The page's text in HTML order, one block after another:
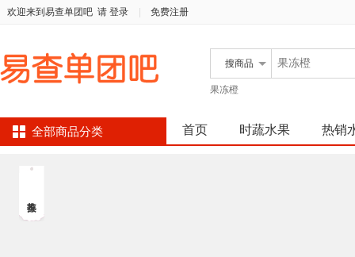
欢迎来到易查单团吧 请 登录 免费注册
搜商品
果冻橙
全部商品分类 首页 时蔬水果 热销